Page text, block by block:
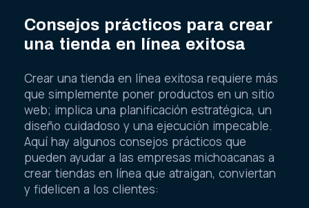
Consejos prácticos para crear
una tienda en línea exitosa
Crear una tienda en línea exitosa requiere más
que simplemente poner productos en un sitio
web; implica una planificación estratégica, un
diseño cuidadoso y una ejecución impecable.
Aquí hay algunos consejos prácticos que
pueden ayudar a las empresas michoacanas a
crear tiendas en línea que atraigan, conviertan
y fidelicen a los clientes: